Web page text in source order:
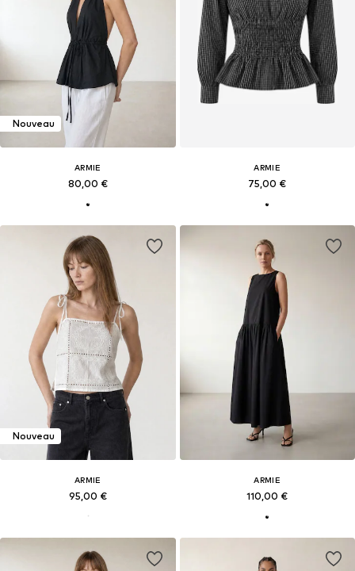
Nouveau
ARMIE
80,00 €
ARMIE
75,00 €
Nouveau
ARMIE
95,00 €
ARMIE
110,00 €